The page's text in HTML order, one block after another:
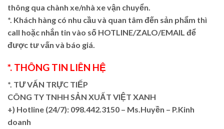
thông qua chành xe/nhà xe vận chuyển.
*. Khách hàng có nhu cầu và quan tâm đến sản phẩm thì
call hoặc nhắn tin vào số HOTLINE/ZALO/EMAIL để
được tư vấn và báo giá.
*. THÔNG TIN LIÊN HỆ
*. TƯ VẤN TRỰC TIẾP
CÔNG TY TNHH SẢN XUẤT VIỆT XANH
+) Hotline (24/7): 098.442.3150 – Ms.Huyền – P.Kinh
doanh